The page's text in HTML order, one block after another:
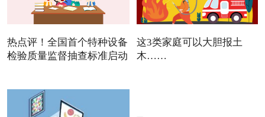
热点评！全国首个特种设备
检验质量监督抽查标准启动
这3类家庭可以大胆报土
木……